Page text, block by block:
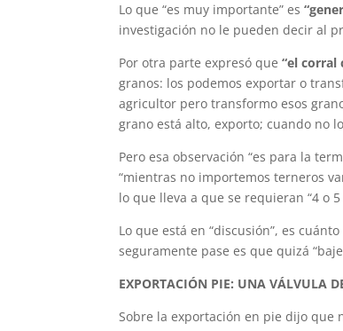
Lo que “es muy importante” es
investigación no le pueden decir al
Por otra parte expresó que“el
granos: los podemos exportar o
agricultor pero transformo esos
grano está alto, exporto; cuando no
Pero esa observación “es para la
“mientras no importemos terneros
lo que lleva a que se requieran “4 o
Lo que está en “discusión”, es
seguramente pase es que quizá
EXPORTACIÓN PIE: UNA VÁLVULA
Sobre la exportación en pie dijo que